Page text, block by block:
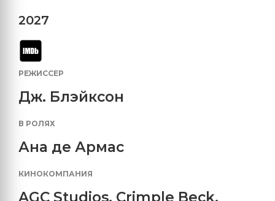
2027
РЕЖИССЕР
Дж. Блэйксон
В РОЛЯХ
Ана де Армас
КИНОКОМПАНИЯ
AGC Studios, Crimple Beck,